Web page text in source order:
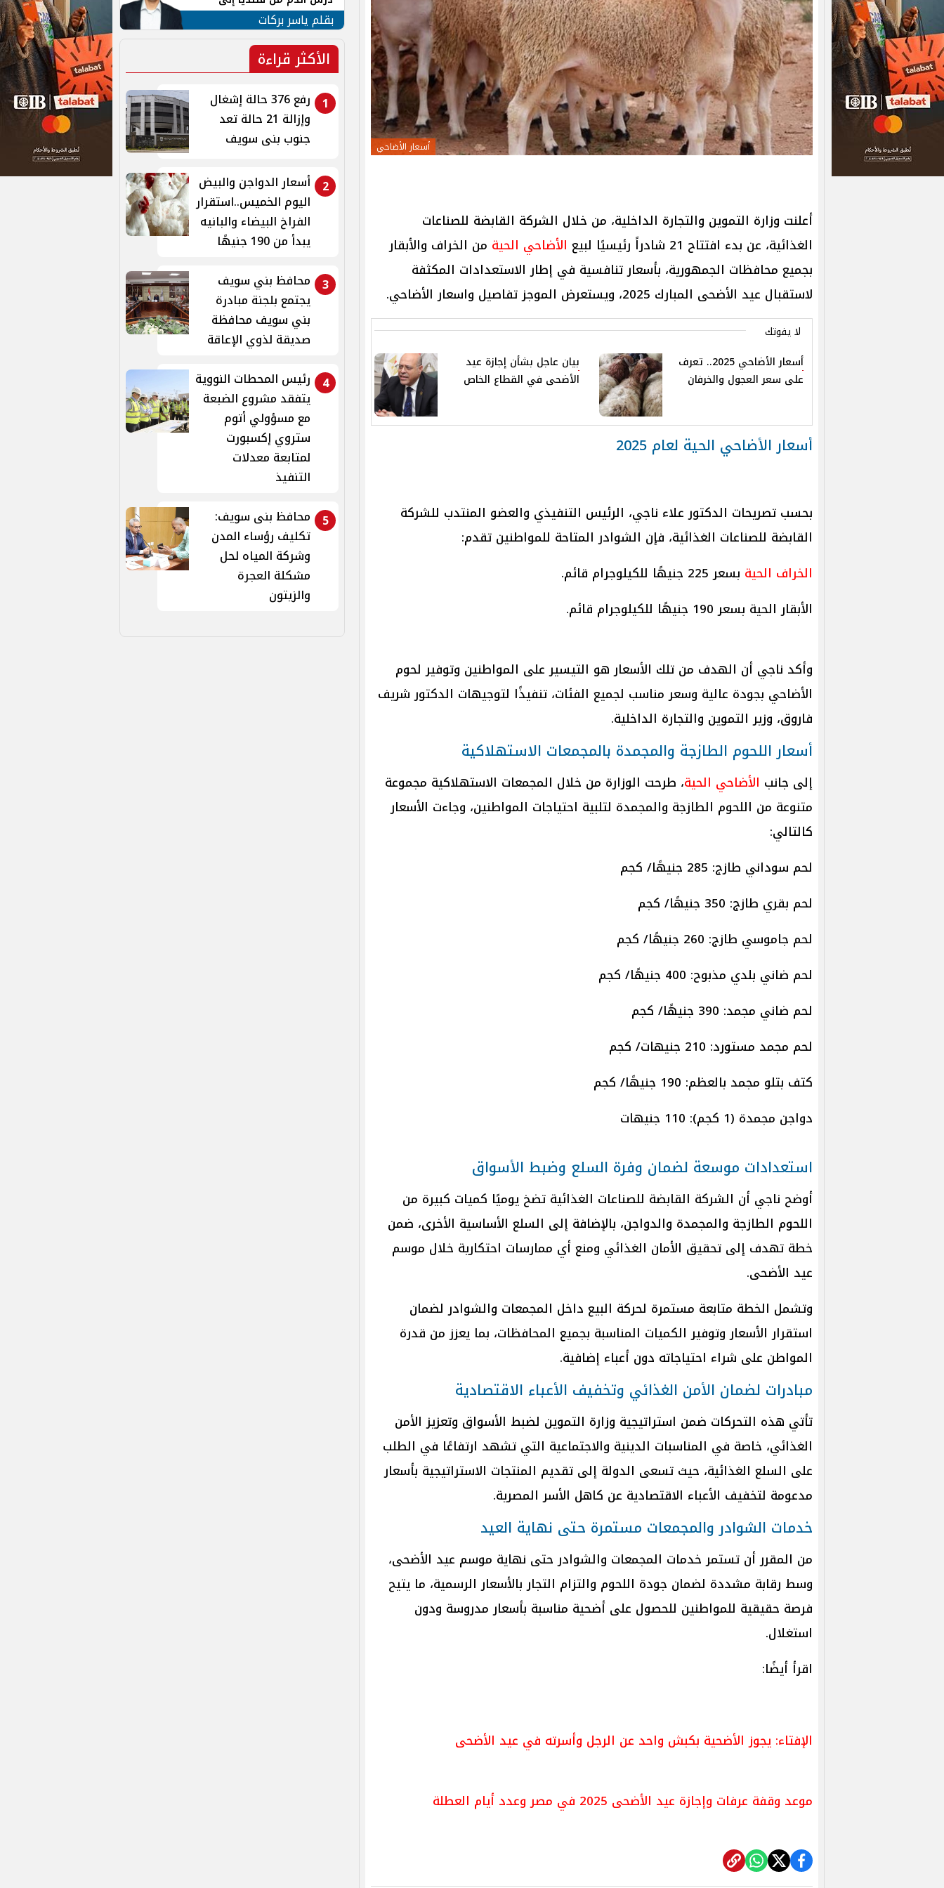
أسعار الأضاحي
أعلنت وزارة التموين والتجارة الداخلية، من خلال الشركة القابضة للصناعات
الغذائية، عن بدء افتتاح 21 شادراً رئيسيًا لبيع
الأضاحي الحية من الخراف والأبقار
بجميع محافظات الجمهورية، بأسعار تنافسية في إطار الاستعدادات المكثفة
لاستقبال عيد الأضحى المبارك 2025، ويستعرض الموجز تفاصيل واسعار الأضاحي.
لا يفوتك
أسعار الأضاحي 2025.. تعرف
على سعر العجول والخرفان
بيان عاجل بشأن إجازة عيد
الأضحى في القطاع الخاص
أسعار الأضاحي الحية لعام 2025
بحسب تصريحات الدكتور علاء ناجي، الرئيس التنفيذي والعضو المنتدب للشركة
القابضة للصناعات الغذائية، فإن الشوادر المتاحة للمواطنين تقدم:
الخراف الحية بسعر 225 جنيهًا للكيلوجرام قائم.
الأبقار الحية بسعر 190 جنيهًا للكيلوجرام قائم.
وأكد ناجي أن الهدف من تلك الأسعار هو التيسير على المواطنين وتوفير لحوم
الأضاحي بجودة عالية وسعر مناسب لجميع الفئات، تنفيذًا لتوجيهات الدكتور شريف
فاروق، وزير التموين والتجارة الداخلية.
أسعار اللحوم الطازجة والمجمدة بالمجمعات الاستهلاكية
إلى جانب الأضاحي الحية، طرحت الوزارة من خلال المجمعات الاستهلاكية مجموعة
متنوعة من اللحوم الطازجة والمجمدة لتلبية احتياجات المواطنين، وجاءت الأسعار
كالتالي:
لحم سوداني طازج: 285 جنيهًا/ كجم
لحم بقري طازج: 350 جنيهًا/ كجم
لحم جاموسي طازج: 260 جنيهًا/ كجم
لحم ضاني بلدي مذبوح: 400 جنيهًا/ كجم
لحم ضاني مجمد: 390 جنيهًا/ كجم
لحم مجمد مستورد: 210 جنيهات/ كجم
كتف بتلو مجمد بالعظم: 190 جنيهًا/ كجم
دواجن مجمدة (1 كجم): 110 جنيهات
استعدادات موسعة لضمان وفرة السلع وضبط الأسواق
أوضح ناجي أن الشركة القابضة للصناعات الغذائية تضخ يوميًا كميات كبيرة من
اللحوم الطازجة والمجمدة والدواجن، بالإضافة إلى السلع الأساسية الأخرى، ضمن
خطة تهدف إلى تحقيق الأمان الغذائي ومنع أي ممارسات احتكارية خلال موسم
عيد الأضحى.
وتشمل الخطة متابعة مستمرة لحركة البيع داخل المجمعات والشوادر لضمان
استقرار الأسعار وتوفير الكميات المناسبة بجميع المحافظات، بما يعزز من قدرة
المواطن على شراء احتياجاته دون أعباء إضافية.
مبادرات لضمان الأمن الغذائي وتخفيف الأعباء الاقتصادية
تأتي هذه التحركات ضمن استراتيجية وزارة التموين لضبط الأسواق وتعزيز الأمن
الغذائي، خاصة في المناسبات الدينية والاجتماعية التي تشهد ارتفاعًا في الطلب
على السلع الغذائية، حيث تسعى الدولة إلى تقديم المنتجات الاستراتيجية بأسعار
مدعومة لتخفيف الأعباء الاقتصادية عن كاهل الأسر المصرية.
خدمات الشوادر والمجمعات مستمرة حتى نهاية العيد
من المقرر أن تستمر خدمات المجمعات والشوادر حتى نهاية موسم عيد الأضحى،
وسط رقابة مشددة لضمان جودة اللحوم والتزام التجار بالأسعار الرسمية، ما يتيح
فرصة حقيقية للمواطنين للحصول على أضحية مناسبة بأسعار مدروسة ودون
استغلال.
اقرأ أيضًا:
الإفتاء: يجوز الأضحية بكبش واحد عن الرجل وأسرته في عيد الأضحى
موعد وقفة عرفات وإجازة عيد الأضحى 2025 في مصر وعدد أيام العطلة
جنوب لبنان
بقلم ياسر بركات
الأكثر قراءة
1
رفع 376 حالة إشغال
وإزالة 21 حالة تعد
جنوب بنى سويف
2
أسعار الدواجن والبيض
اليوم الخميس..استقرار
الفراخ البيضاء والبانيه
يبدأ من 190 جنيهًا
3 محافظ بني سويف
يجتمع بلجنة مبادرة
بني سويف محافظة
صديقة لذوي الإعاقة
4
رئيس المحطات النووية
يتفقد مشروع الضبعة
مع مسؤولي أتوم
ستروي إكسبورت
لمتابعة معدلات
التنفيذ
5
محافظ بنى سويف:
تكليف رؤساء المدن
وشركة المياه لحل
مشكلة العجرة
والزيتون